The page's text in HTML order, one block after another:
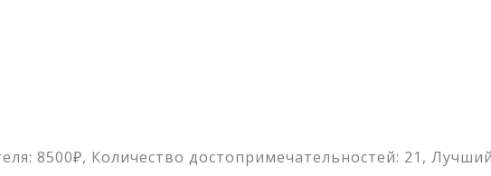
8500₽, Количество достопримечательностей: 21,